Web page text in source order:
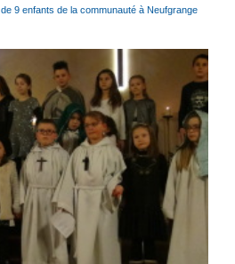
9 enfants de la communauté à Neufgrange